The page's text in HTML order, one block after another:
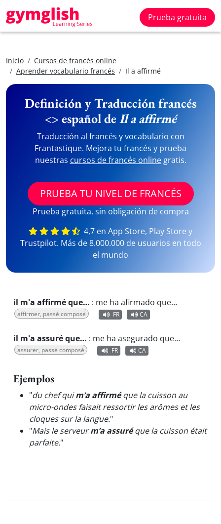
Prueba gratuita
Inicio
Cursos de francés online
Aprender vocabulario francés
Il a affirmé
Definición y Traducción francés
<> español deIl a affirmé
Traducción al francés y vocabulario con
Frantastique. Mejora tu francés y prueba
nuestras cursos de francés onlinegratis.
PRUEBA TU NIVEL DE FRANCÉS
Prueba gratuita, sin obligación de compra
4,7 en App Store, Play Store y
Trustpilot. Más de 8.000.000 de usuarios en todo
el mundo
il m'a affirmé que… : me ha afirmado que…
affirmer, passé composé FR CA
il m'a assuré que… : me ha asegurado que…
assurer, passé composé FR CA
Ejemplos
"du chef quim’a affirméque la cuisson au
micro-ondes faisait ressortir les arômes et les
cloques sur la langue."
"Mais le serveurm’a assuréque la cuisson était
parfaite."